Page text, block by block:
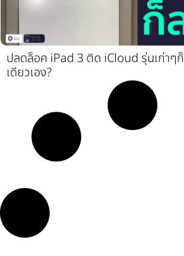
ปลดล็อค iPad 3 ติด iCloud รุ่นเก่าๆ
เดียวเอง?